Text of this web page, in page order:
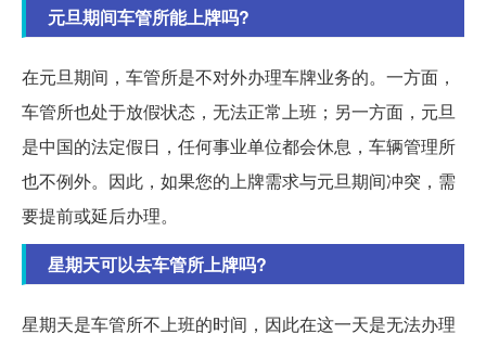
元旦期间车管所能上牌吗?
在元旦期间，车管所是不对外办理车牌业务的。一方面，
车管所也处于放假状态，无法正常上班；另一方面，元旦
是中国的法定假日，任何事业单位都会休息，车辆管理所
也不例外。因此，如果您的上牌需求与元旦期间冲突，需
要提前或延后办理。
星期天可以去车管所上牌吗?
星期天是车管所不上班的时间，因此在这一天是无法办理